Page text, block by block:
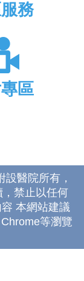
務
區
醫院所有，
禁止以任何
本網站建議
等瀏覽